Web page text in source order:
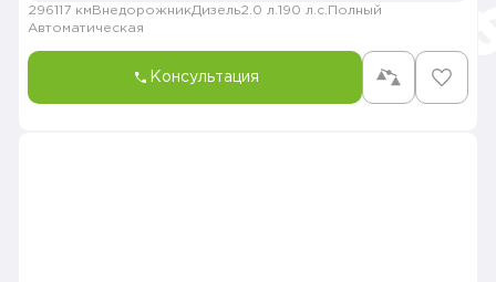
296117 км ВнедорожникДизель2.0 л. 190 л.с. Полный
Автоматическая
Консультация